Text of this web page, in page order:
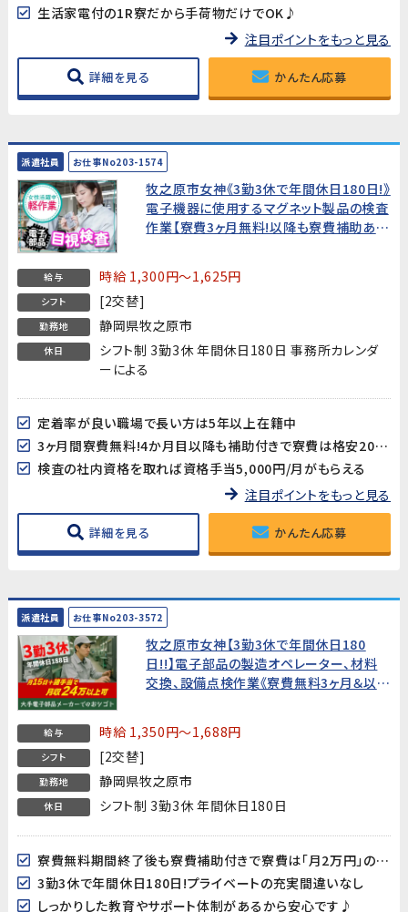
生活家電付の1R寮だから手荷物だけでOK♪
注目ポイントをもっと見る
詳細を見る かんたん応募
派遣社員 お仕事No203-1574
牧之原市女神《3勤3休で年間休日180日!》
電子機器に使用するマグネット製品の検査
作業【寮費3ヶ月無料!以降も寮費補助あ
給与 時給 1,300円～1,625円
シフト [2交替]
勤務地 静岡県牧之原市
休日
シフト制 3勤3休 年間休日180日 事務所カレンダ
ーによる
定着率が良い職場で長い方は5年以上在籍中
3ヶ月間寮費無料!4か月目以降も補助付きで寮費は格安20,000円♪
検査の社内資格を取れば資格手当5,000円/月がもらえる
注目ポイントをもっと見る
詳細を見る かんたん応募
派遣社員 お仕事No203-3572
牧之原市女神【3勤3休で年間休日180
日!!】電子部品の製造オペレーター、材料
交換、設備点検作業《寮費無料3ヶ月＆以降
給与 時給 1,350円～1,688円
シフト [2交替]
勤務地 静岡県牧之原市
休日 シフト制 3勤3休 年間休日180日
寮費無料期間終了後も寮費補助付きで寮費は「月2万円」の格安♪
3勤3休で年間休日180日!プライベートの充実間違いなし
しっかりした教育やサポート体制があるから安心です♪